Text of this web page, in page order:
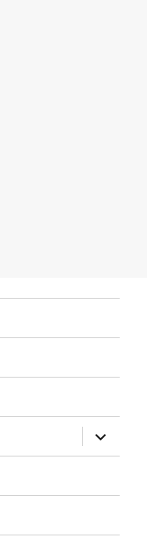
laienda